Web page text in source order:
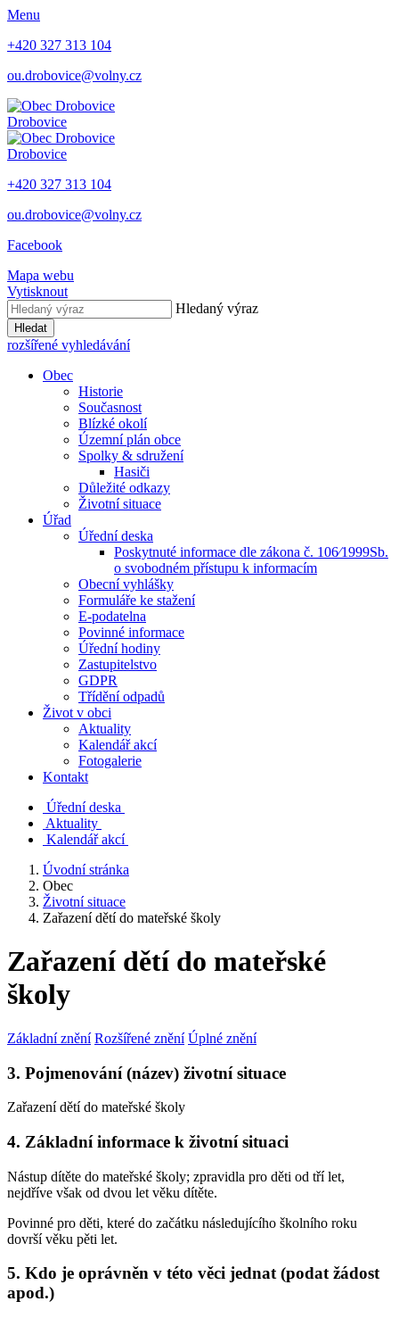
Menu
+420 327 313 104
ou.drobovice@volny.cz
Drobovice
Drobovice
+420 327 313 104
ou.drobovice@volny.cz
Facebook
Mapa webu
Vytisknout
Hledaný výraz
Hledat
rozšířené vyhledávání
Obec
Historie
Současnost
Blízké okolí
Územní plán obce
Spolky & sdružení
Hasiči
Důležité odkazy
Životní situace
Úřad
Úřední deska
Poskytnuté informace dle zákona č. 106⁄1999Sb.
o svobodném přístupu k informacím
Obecní vyhlášky
Formuláře ke stažení
E-podatelna
Povinné informace
Úřední hodiny
Zastupitelstvo
GDPR
Třídění odpadů
Život v obci
Aktuality
Kalendář akcí
Fotogalerie
Kontakt
Úřední deska
Aktuality
Kalendář akcí
Úvodní stránka
Obec
Životní situace
Zařazení dětí do mateřské školy
Zařazení dětí do mateřské
školy
Základní znění Rozšířené znění Úplné znění
3. Pojmenování (název) životní situace
Zařazení dětí do mateřské školy
4. Základní informace k životní situaci
Nástup dítěte do mateřské školy; zpravidla pro děti od tří let,
nejdříve však od dvou let věku dítěte.
Povinné pro děti, které do začátku následujícího školního roku
dovrší věku pěti let.
5. Kdo je oprávněn v této věci jednat (podat žádost
apod.)